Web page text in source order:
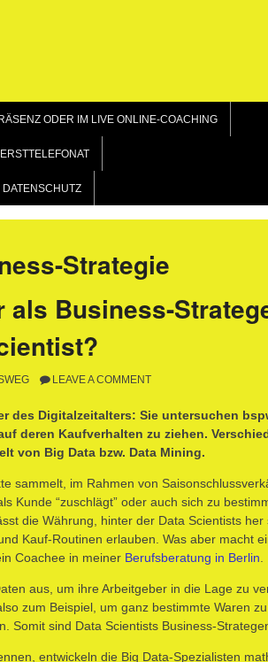
ODER IM LIVE ONLINE-COACHING
DATENSCHUTZ
Strategie
als Business-
LEAVE A COMMENT
des Digitalzeitalters: Sie untersuchen
deren Kaufverhalten zu ziehen.
von Big Data bzw. Data Mining.
sammelt, im Rahmen von
Kunde “zuschlägt” oder auch sich zu
die Währung, hinter der Data Scientists her
Kauf-Routinen erlauben. Was aber macht
Coachee in meiner Berufsberatung in Berlin
aus, um ihre Arbeitgeber in die Lage zu
zum Beispiel, um ganz bestimmte Waren
Somit sind Data Scientists Business-
entwickeln die Big Data-Spezialisten